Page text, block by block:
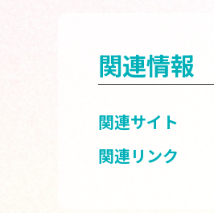
関連情報
関連サイト
関連リンク